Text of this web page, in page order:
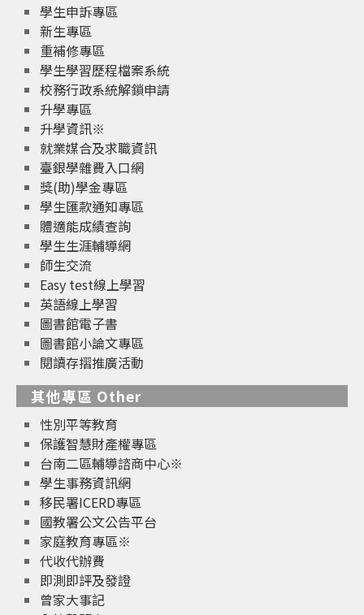
學生申訴專區
新生專區
重補修專區
學生學習歷程檔案系統
校務行政系統解鎖申請
升學專區
升學資訊※
就業媒合及求職資訊
臺銀學雜費入口網
獎(助)學金專區
學生匯款通知專區
體適能成績查詢
學生生涯輔導網
師生交流
Easy test線上學習
英語線上學習
圖書館電子書
圖書館小論文專區
閱讀存摺推廣活動
其他專區 Other
性別平等教育
保護智慧財產權專區
台南二區輔導諮商中心※
學生事務資訊網
移民署ICERD專區
國教署公文公告平台
家庭教育專區※
代收代辦費
即測即評及發證
曾家大事記